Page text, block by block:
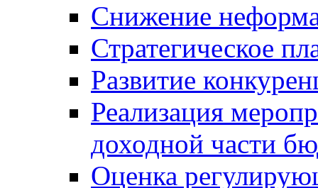
Снижение
Стратегическое
Развитие
Реализация
доходной части
Оценка